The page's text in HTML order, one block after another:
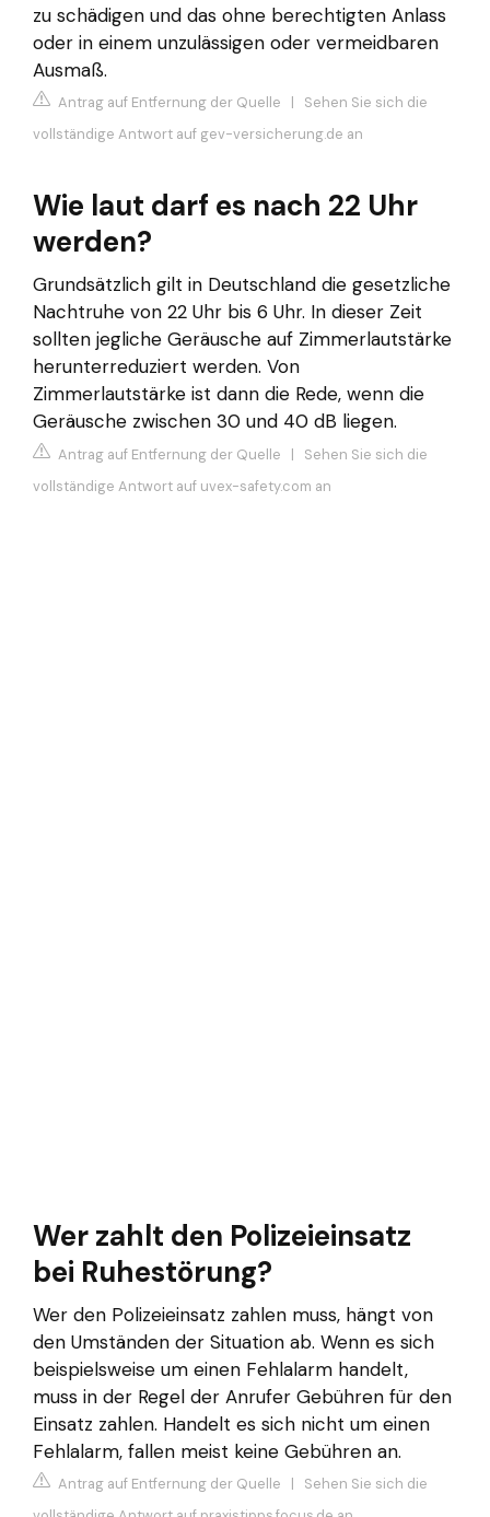
zu schädigen und das ohne berechtigten Anlass
oder in einem unzulässigen oder vermeidbaren
Ausmaß.
Antrag auf Entfernung der Quelle | Sehen Sie sich die
vollständige Antwort auf gev-versicherung.de an
Wie laut darf es nach 22 Uhr
werden?
Grundsätzlich gilt in Deutschland die gesetzliche
Nachtruhe von 22 Uhr bis 6 Uhr. In dieser Zeit
sollten jegliche Geräusche auf Zimmerlautstärke
herunterreduziert werden. Von
Zimmerlautstärke ist dann die Rede, wenn die
Geräusche zwischen 30 und 40 dB liegen.
Antrag auf Entfernung der Quelle | Sehen Sie sich die
vollständige Antwort auf uvex-safety.com an
Wer zahlt den Polizeieinsatz
bei Ruhestörung?
Wer den Polizeieinsatz zahlen muss, hängt von
den Umständen der Situation ab. Wenn es sich
beispielsweise um einen Fehlalarm handelt,
muss in der Regel der Anrufer Gebühren für den
Einsatz zahlen. Handelt es sich nicht um einen
Fehlalarm, fallen meist keine Gebühren an.
Antrag auf Entfernung der Quelle | Sehen Sie sich die